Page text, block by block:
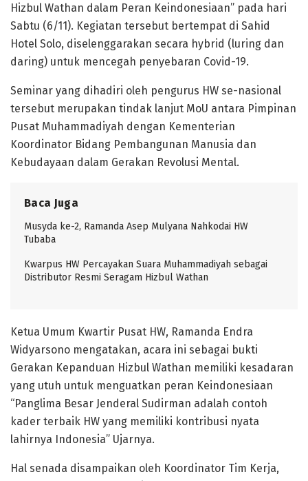
Hizbul Wathan dalam Peran Keindonesiaan” pada hari
Sabtu (6/11). Kegiatan tersebut bertempat di Sahid
Hotel Solo, diselenggarakan secara hybrid (luring dan
daring) untuk mencegah penyebaran Covid-19.
Seminar yang dihadiri oleh pengurus HW se-nasional
tersebut merupakan tindak lanjut MoU antara Pimpinan
Pusat Muhammadiyah dengan Kementerian
Koordinator Bidang Pembangunan Manusia dan
Kebudayaan dalam Gerakan Revolusi Mental.
Baca Juga
Musyda ke-2, Ramanda Asep Mulyana Nahkodai HW
Tubaba
Kwarpus HW Percayakan Suara Muhammadiyah sebagai
Distributor Resmi Seragam Hizbul Wathan
Ketua Umum Kwartir Pusat HW, Ramanda Endra
Widyarsono mengatakan, acara ini sebagai bukti
Gerakan Kepanduan Hizbul Wathan memiliki kesadaran
yang utuh untuk menguatkan peran Keindonesiaan
“Panglima Besar Jenderal Sudirman adalah contoh
kader terbaik HW yang memiliki kontribusi nyata
lahirnya Indonesia” Ujarnya.
Hal senada disampaikan oleh Koordinator Tim Kerja,